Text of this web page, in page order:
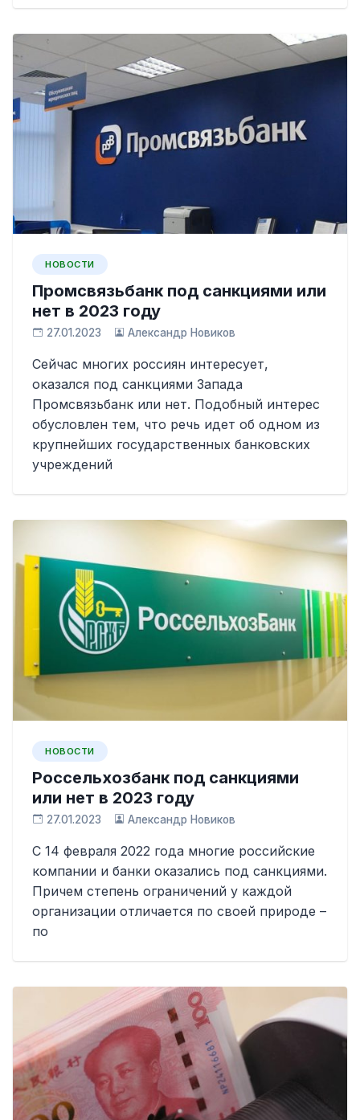
НОВОСТИ
Промсвязьбанк под санкциями или
нет в 2023 году
27.01.2023 Александр Новиков
Сейчас многих россиян интересует,
оказался под санкциями Запада
Промсвязьбанк или нет. Подобный интерес
обусловлен тем, что речь идет об одном из
крупнейших государственных банковских
учреждений
НОВОСТИ
Россельхозбанк под санкциями
или нет в 2023 году
27.01.2023 Александр Новиков
С 14 февраля 2022 года многие российские
компании и банки оказались под санкциями.
Причем степень ограничений у каждой
организации отличается по своей природе –
по